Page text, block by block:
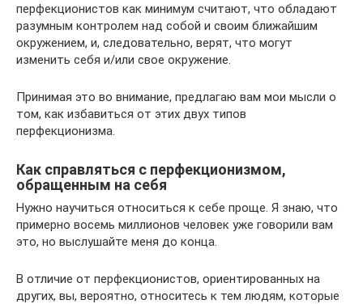
перфекционистов как минимум считают, что обладают
разумным контролем над собой и своим ближайшим
окружением, и, следовательно, верят, что могут
изменить себя и/или свое окружение.
Принимая это во внимание, предлагаю вам мои мысли о
том, как избавиться от этих двух типов
перфекционизма.
Как справляться с перфекционизмом,
обращенным на себя
Нужно научиться относиться к себе проще. Я знаю, что
примерно восемь миллионов человек уже говорили вам
это, но выслушайте меня до конца.
В отличие от перфекционистов, ориентированных на
других, вы, вероятно, относитесь к тем людям, которые